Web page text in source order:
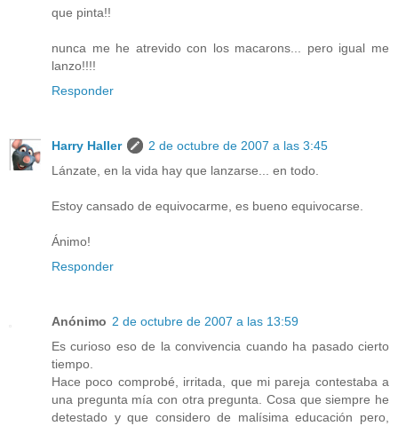
que pinta!!
nunca me he atrevido con los macarons... pero igual me
lanzo!!!!
Responder
Harry Haller
2 de octubre de 2007 a las 3:45
Lánzate, en la vida hay que lanzarse... en todo.
Estoy cansado de equivocarme, es bueno equivocarse.
Ánimo!
Responder
Anónimo 2 de octubre de 2007 a las 13:59
Es curioso eso de la convivencia cuando ha pasado cierto
tiempo.
Hace poco comprobé, irritada, que mi pareja contestaba a
una pregunta mía con otra pregunta. Cosa que siempre he
detestado y que considero de malísima educación pero,